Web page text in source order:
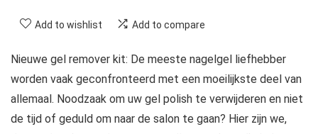
Add to wishlist Add to compare
Nieuwe gel remover kit: De meeste nagelgel liefhebber
worden vaak geconfronteerd met een moeilijkste deel van
allemaal. Noodzaak om uw gel polish te verwijderen en niet
de tijd of geduld om naar de salon te gaan? Hier zijn we,